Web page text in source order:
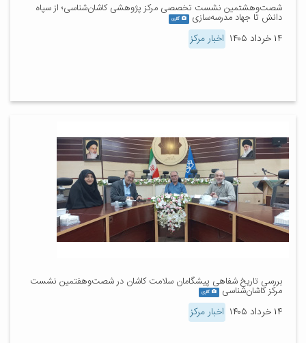
شصت‌وهشتمین نشست تخصصی مرکز پژوهشی کاشان‌شناسی؛ از سپاه
دانش تا جهاد مدرسه‌سازی گالری
۱۴ خرداد ۱۴۰۵ اخبار مرکز
بررسی تاریخ شفاهی پیشگامان سلامت کاشان در شصت‌وهفتمین نشست
مرکز کاشان‌شناسی گالری
۱۴ خرداد ۱۴۰۵ اخبار مرکز